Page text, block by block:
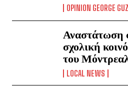
OPINION GEORGE
Αναστάτωση
σχολική
του
LOCAL NEWS